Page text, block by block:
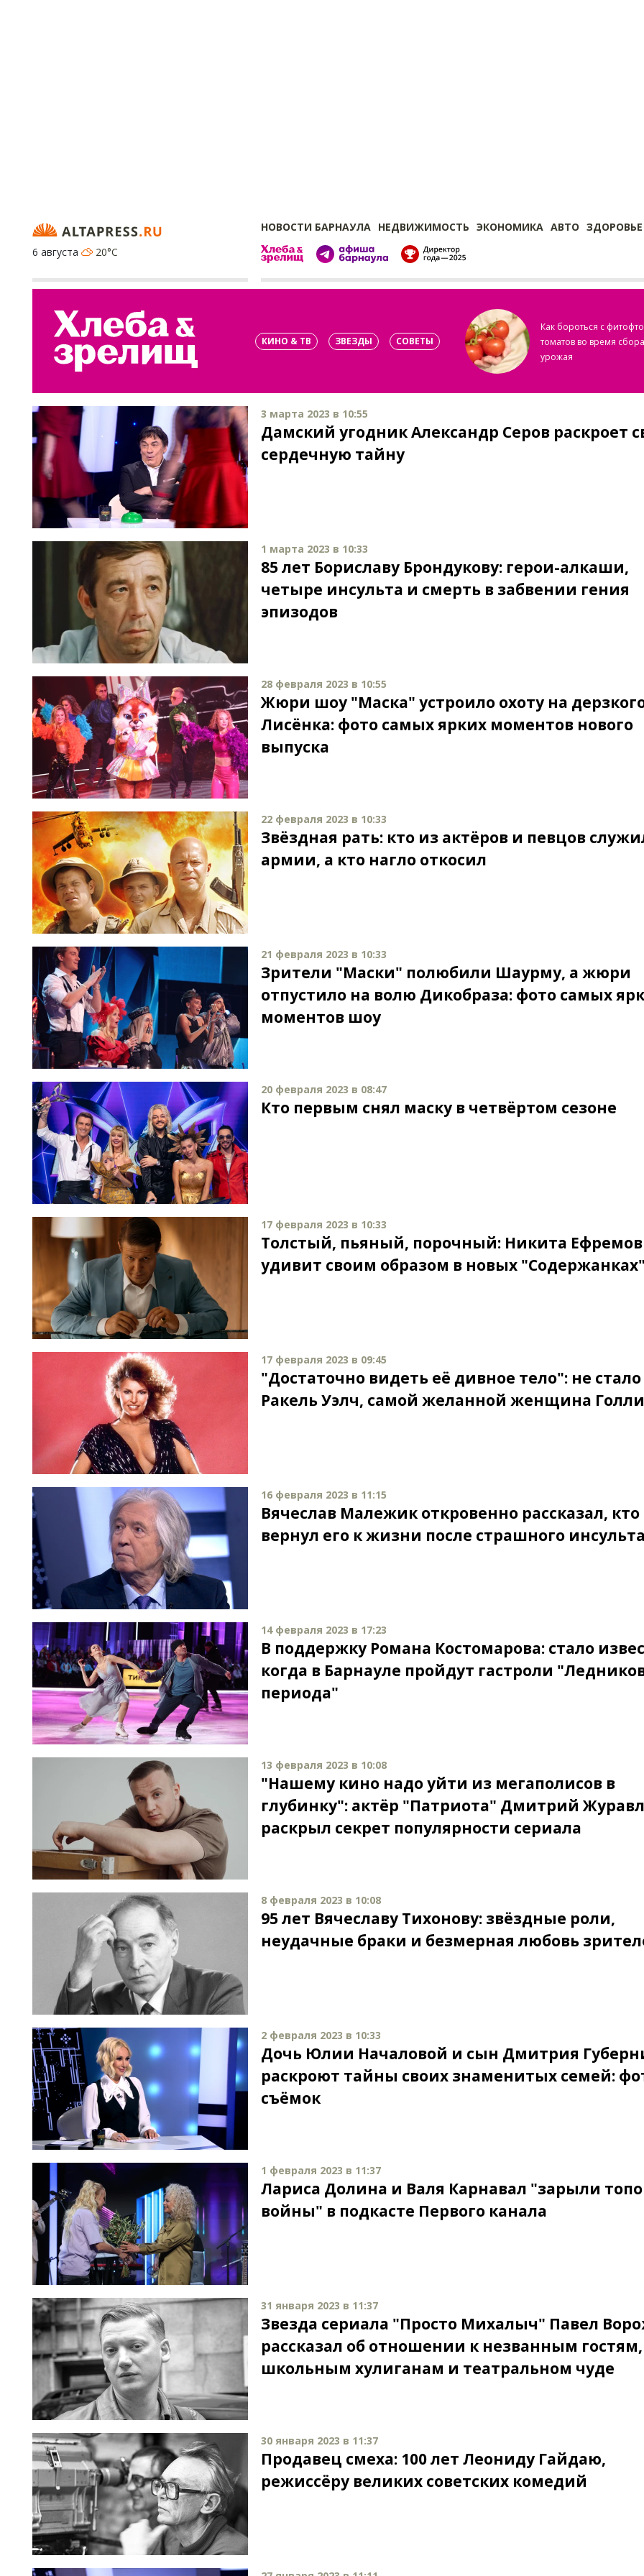
НОВОСТИ БАРНАУЛА НЕДВИЖИМОСТЬ ЭКОНОМИКА АВТО ЗДОРОВЬЕ
6 августа
20°C
КИНО & ТВ ЗВЕЗДЫ СОВЕТЫ
Как бороться с
томатов во время сбора
урожая
3 марта 2023 в 10:55
Дамский угодник Александр Серов раскроет
сердечную тайну
1 марта 2023 в 10:33
85 лет Бориславу Брондукову: герои-алкаши,
четыре инсульта и смерть в забвении гения
эпизодов
28 февраля 2023 в 10:55
Жюри шоу "Маска" устроило охоту на
Лисёнка: фото самых ярких моментов нового
выпуска
22 февраля 2023 в 10:33
Звёздная рать: кто из актёров и певцов
армии, а кто нагло откосил
21 февраля 2023 в 10:33
Зрители "Маски" полюбили Шаурму, а жюри
отпустило на волю Дикобраза: фото самых
моментов шоу
20 февраля 2023 в 08:47
Кто первым снял маску в четвёртом сезоне
17 февраля 2023 в 10:33
Толстый, пьяный, порочный: Никита Ефремов
удивит своим образом в новых "Содержанках"
17 февраля 2023 в 09:45
"Достаточно видеть её дивное тело": не стало
Ракель Уэлч, самой желанной женщина
16 февраля 2023 в 11:15
Вячеслав Малежик откровенно рассказал, кто
вернул его к жизни после страшного инсульта
14 февраля 2023 в 17:23
В поддержку Романа Костомарова: стало
когда в Барнауле пройдут гастроли
периода"
13 февраля 2023 в 10:08
"Нашему кино надо уйти из мегаполисов в
глубинку": актёр "Патриота" Дмитрий
раскрыл секрет популярности сериала
8 февраля 2023 в 10:08
95 лет Вячеславу Тихонову: звёздные роли,
неудачные браки и безмерная любовь
2 февраля 2023 в 10:33
Дочь Юлии Началовой и сын Дмитрия
раскроют тайны своих знаменитых семей:
съёмок
1 февраля 2023 в 11:37
Лариса Долина и Валя Карнавал "зарыли
войны" в подкасте Первого канала
31 января 2023 в 11:37
Звезда сериала "Просто Михалыч" Павел
рассказал об отношении к незванным гостям,
школьным хулиганам и театральном чуде
30 января 2023 в 11:37
Продавец смеха: 100 лет Леониду Гайдаю,
режиссёру великих советских комедий